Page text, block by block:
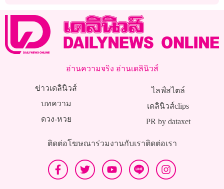
อ่านความจริง อ่านเดลินิวส์
ข่าวเดลินิวส์
บทความ
ดวง-หวย
ไลฟ์สไตล์
เดลินิวส์clips
PR by dataxet
ติดต่อโฆษณาร่วมงานกับเราติดต่อเรา